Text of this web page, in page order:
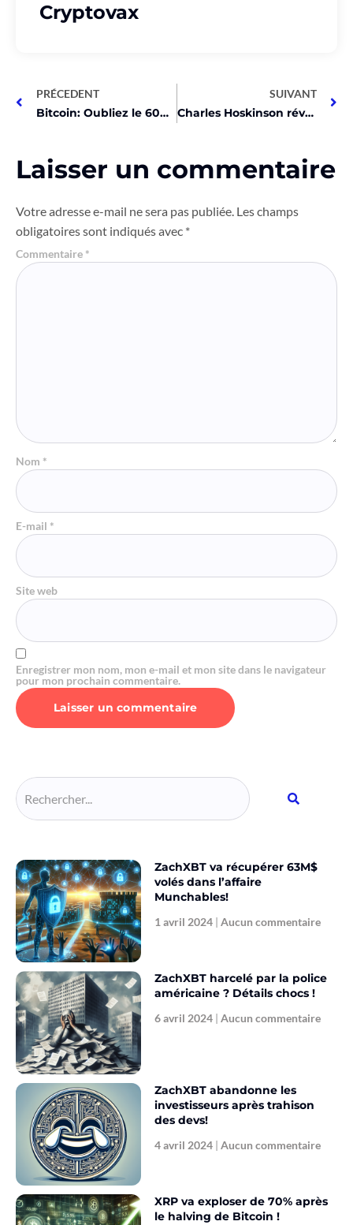
Cryptovax
PRÉCEDENT
Bitcoin: Oubliez le 600% de retour, changez de stratégie!
SUIVANT
Charles Hoskinson révèle 2 mises à jour majeures de Cardano!
Laisser un commentaire
Votre adresse e-mail ne sera pas publiée. Les champs
obligatoires sont indiqués avec *
Commentaire *
Nom *
E-mail *
Site web
Enregistrer mon nom, mon e-mail et mon site dans le navigateur
pour mon prochain commentaire.
ZachXBT va récupérer 63M$
volés dans l’affaire
Munchables!
1 avril 2024 Aucun commentaire
ZachXBT harcelé par la police
américaine ? Détails chocs !
6 avril 2024 Aucun commentaire
ZachXBT abandonne les
investisseurs après trahison
des devs!
4 avril 2024 Aucun commentaire
XRP va exploser de 70% après
le halving de Bitcoin !